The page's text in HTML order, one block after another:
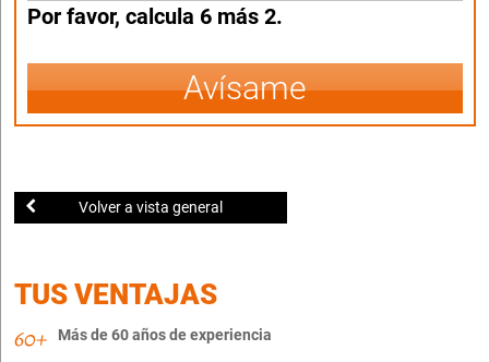
Por favor, calcula 6 más 2.
Avísame
Volver a vista general
TUS VENTAJAS
Más de 60 años de experiencia